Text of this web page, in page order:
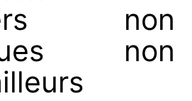
non
non